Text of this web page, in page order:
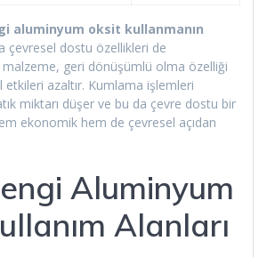
aluminyum oksit kullanmanın
çevresel dostu özellikleri de
malzeme, geri dönüşümlü olma özelliği
etkileri azaltır. Kumlama işlemleri
miktarı düşer ve bu da çevre dostu bir
ekonomik hem de çevresel açıdan
Aluminyum
Alanları